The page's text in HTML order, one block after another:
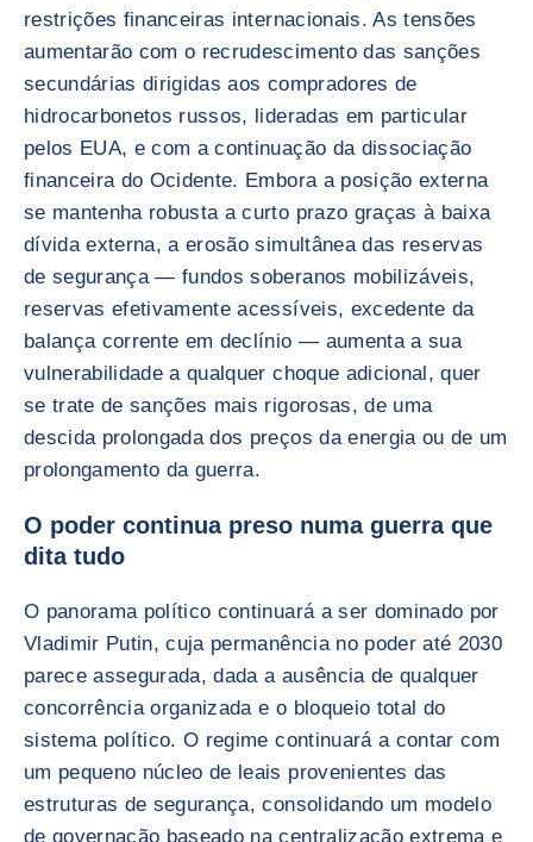
restrições financeiras internacionais. As tensões
aumentarão com o recrudescimento das sanções
secundárias dirigidas aos compradores de
hidrocarbonetos russos, lideradas em particular
pelos EUA, e com a continuação da dissociação
financeira do Ocidente. Embora a posição externa
se mantenha robusta a curto prazo graças à baixa
dívida externa, a erosão simultânea das reservas
de segurança — fundos soberanos mobilizáveis,
reservas efetivamente acessíveis, excedente da
balança corrente em declínio — aumenta a sua
vulnerabilidade a qualquer choque adicional, quer
se trate de sanções mais rigorosas, de uma
descida prolongada dos preços da energia ou de um
prolongamento da guerra.
O poder continua preso numa guerra que
dita tudo
O panorama político continuará a ser dominado por
Vladimir Putin, cuja permanência no poder até 2030
parece assegurada, dada a ausência de qualquer
concorrência organizada e o bloqueio total do
sistema político. O regime continuará a contar com
um pequeno núcleo de leais provenientes das
estruturas de segurança, consolidando um modelo
de governação baseado na centralização extrema e